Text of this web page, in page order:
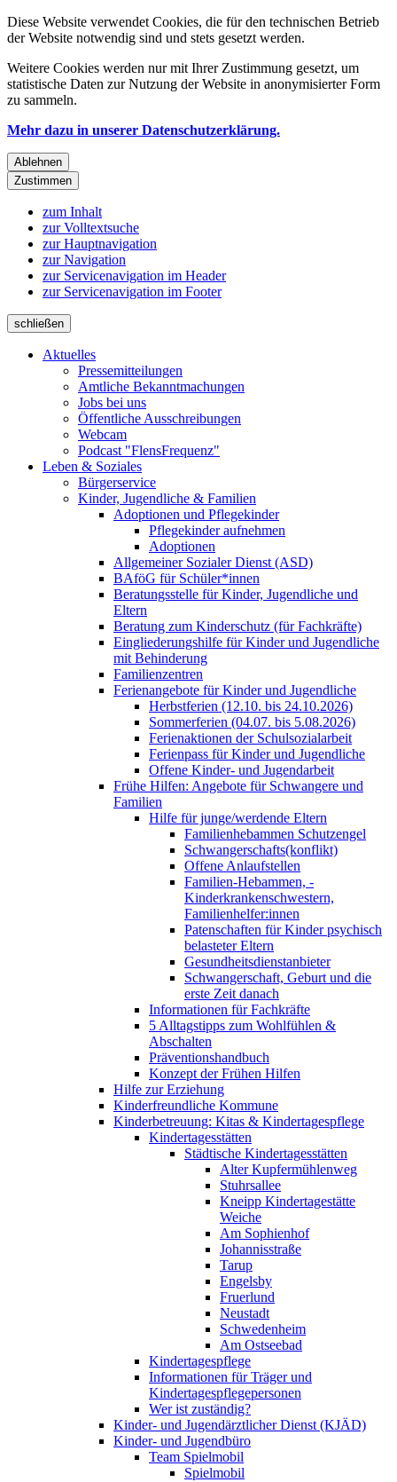
Diese Website verwendet Cookies, die für den technischen Betrieb
der Website notwendig sind und stets gesetzt werden.
Weitere Cookies werden nur mit Ihrer Zustimmung gesetzt, um
statistische Daten zur Nutzung der Website in anonymisierter Form
zu sammeln.
Mehr dazu in unserer Datenschutzerklärung.
Ablehnen
Zustimmen
zum Inhalt
zur Volltextsuche
zur Hauptnavigation
zur Navigation
zur Servicenavigation im Header
zur Servicenavigation im Footer
schließen
Aktuelles
Pressemitteilungen
Amtliche Bekanntmachungen
Jobs bei uns
Öffentliche Ausschreibungen
Webcam
Podcast "FlensFrequenz"
Leben & Soziales
Bürgerservice
Kinder, Jugendliche & Familien
Adoptionen und Pflegekinder
Pflegekinder aufnehmen
Adoptionen
Allgemeiner Sozialer Dienst (ASD)
BAföG für Schüler*innen
Beratungsstelle für Kinder, Jugendliche und
Eltern
Beratung zum Kinderschutz (für Fachkräfte)
Eingliederungshilfe für Kinder und Jugendliche
mit Behinderung
Familienzentren
Ferienangebote für Kinder und Jugendliche
Herbstferien (12.10. bis 24.10.2026)
Sommerferien (04.07. bis 5.08.2026)
Ferienaktionen der Schulsozialarbeit
Ferienpass für Kinder und Jugendliche
Offene Kinder- und Jugendarbeit
Frühe Hilfen: Angebote für Schwangere und
Familien
Hilfe für junge/werdende Eltern
Familienhebammen Schutzengel
Schwangerschafts(konflikt)
Offene Anlaufstellen
Familien-Hebammen, -
Kinderkrankenschwestern,
Familienhelfer:innen
Patenschaften für Kinder psychisch
belasteter Eltern
Gesundheitsdienstanbieter
Schwangerschaft, Geburt und die
erste Zeit danach
Informationen für Fachkräfte
5 Alltagstipps zum Wohlfühlen &
Abschalten
Präventionshandbuch
Konzept der Frühen Hilfen
Hilfe zur Erziehung
Kinderfreundliche Kommune
Kinderbetreuung: Kitas & Kindertagespflege
Kindertagesstätten
Städtische Kindertagesstätten
Alter Kupfermühlenweg
Stuhrsallee
Kneipp Kindertagestätte
Weiche
Am Sophienhof
Johannisstraße
Tarup
Engelsby
Fruerlund
Neustadt
Schwedenheim
Am Ostseebad
Kindertagespflege
Informationen für Träger und
Kindertagespflegepersonen
Wer ist zuständig?
Kinder- und Jugendärztlicher Dienst (KJÄD)
Kinder- und Jugendbüro
Team Spielmobil
Spielmobil